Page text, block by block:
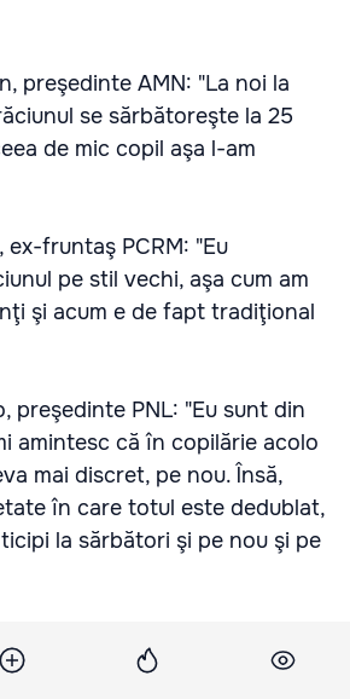
preşedinte AMN: "La noi la
se sărbătoreşte la 25
de mic copil aşa l-am
fruntaş PCRM: "Eu
pe stil vechi, aşa cum am
şi acum e de fapt tradiţional
preşedinte PNL: "Eu sunt din
amintesc că în copilărie acolo
mai discret, pe nou. Însă,
în care totul este dedublat,
la sărbători şi pe nou şi pe
pe nou pentru că am